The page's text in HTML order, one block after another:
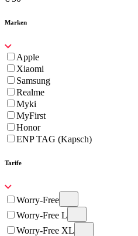
Marken
Apple
Xiaomi
Samsung
Realme
Myki
MyFirst
Honor
ENP TAG (Kapsch)
Tarife
Worry-Free
Worry-Free L
Worry-Free XL